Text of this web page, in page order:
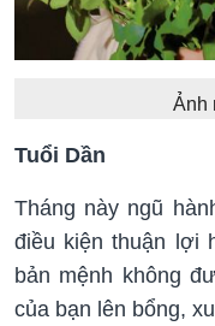
Ảnh
Tuổi Dần
Tháng này ngũ
điều kiện thuận lợi
bản mệnh không
của bạn lên bổng,